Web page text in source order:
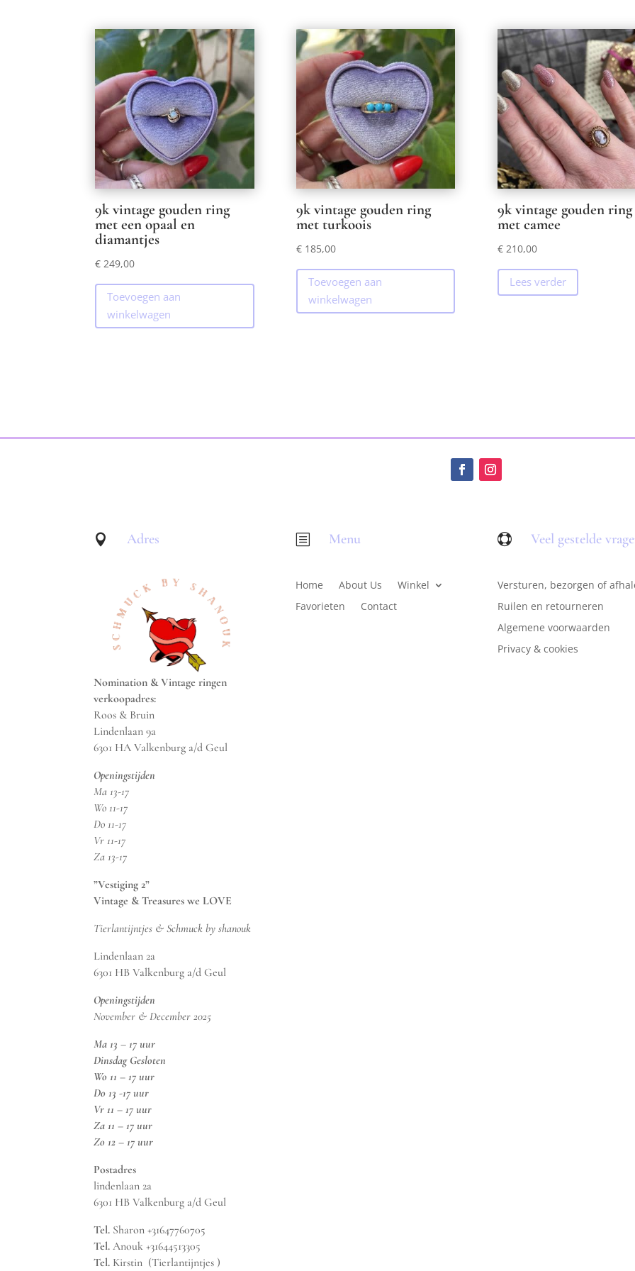
9k vintage gouden ring
met een opaal en
diamantjes
€ 249,00
Toevoegen aan
winkelwagen
9k vintage gouden ring
met turkoois
€185,00
Toevoegen aan
winkelwagen
9k vintage gouden ring
met camee
€210,00
Lees verder
 Adres
Nomination & Vintage ringen
verkoopadres:
Roos & Bruin
Lindenlaan 9a
6301 HA Valkenburg a/d Geul
Openingstijden
Ma 13-17
Wo 11-17
Do 11-17
Vr 11-17
Za 13-17
”Vestiging 2”
Vintage & Treasures we LOVE
Tierlantijntjes & Schmuck by shanouk
Lindenlaan 2a
6301 HB Valkenburg a/d Geul
Openingstijden
November & December 2025
Ma 13 – 17 uur
Dinsdag Gesloten
Wo 11 – 17 uur
Do 13 -17 uur
Vr 11 – 17 uur
Za 11 – 17 uur
Zo 12 – 17 uur
Postadres
lindenlaan 2a
6301 HB Valkenburg a/d Geul
Tel. Sharon +31647760705
Tel. Anouk +31644513305
Tel. Kirstin (Tierlantijntjes )
b Menu
Home About Us
Winkel
Favorieten
Contact
 Veel gestelde
Versturen, bezorgen of
Ruilen en retourneren
Algemene voorwaarden
Privacy & cookies